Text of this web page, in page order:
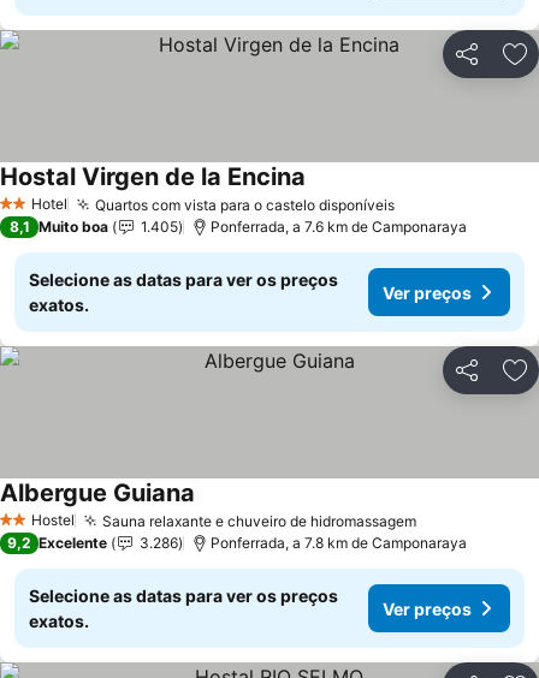
Partilhar
2 Estrelas
Hotel Quartos com vista para o castelo disponíveis
Hostal Virgen de la Encina
8,1 Muito boa 1.405 Ponferrada, a 7.6 km de Camponaraya
Selecione as datas para ver os preços
exatos.
Ver preços
Partilhar
2 Estrelas
Hostel Sauna relaxante e chuveiro de hidromassagem
Albergue Guiana
9,2 Excelente 3.286 Ponferrada, a 7.8 km de Camponaraya
Selecione as datas para ver os preços
exatos.
Ver preços